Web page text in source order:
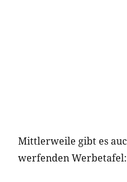
Mittlerweile gibt es
werfenden Werbetafel: